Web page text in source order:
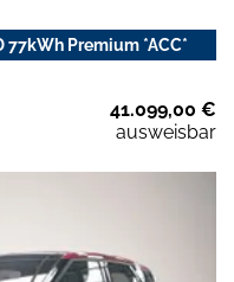
77kWh Premium *ACC*
41.099,00 €
ausweisbar